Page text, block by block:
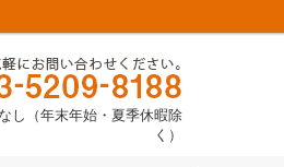
し（年末年始・夏季休暇除
く）